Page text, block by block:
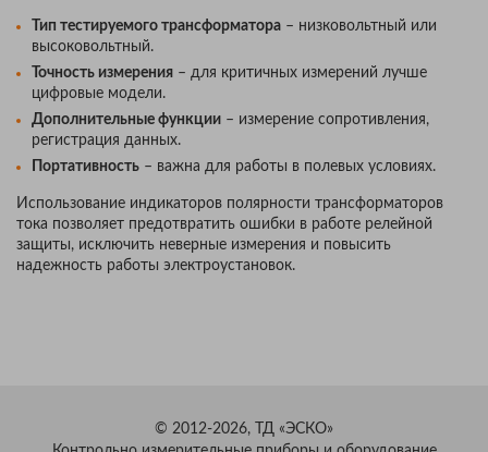
Тип тестируемого трансформатора – низковольтный или
высоковольтный.
Точность измерения – для критичных измерений лучше
цифровые модели.
Дополнительные функции – измерение сопротивления,
регистрация данных.
Портативность – важна для работы в полевых условиях.
Использование индикаторов полярности трансформаторов
тока позволяет предотвратить ошибки в работе релейной
защиты, исключить неверные измерения и повысить
надежность работы электроустановок.
© 2012-2026, ТД «ЭСКО»